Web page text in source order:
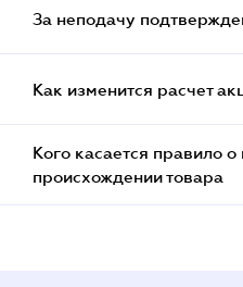
За неподачу
Как изменится расчет
Кого касается правило
происхождении товара